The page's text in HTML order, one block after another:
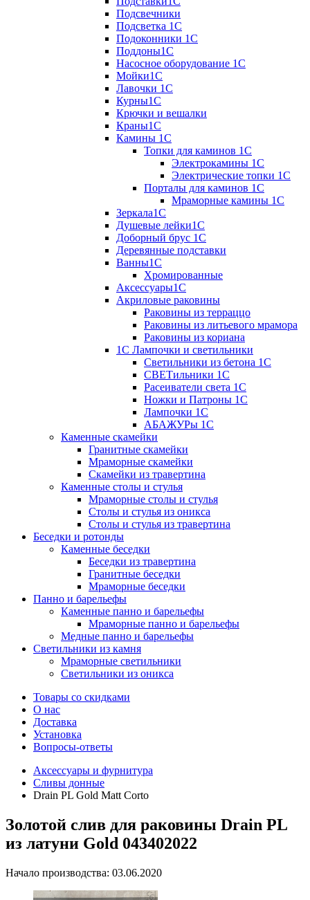
Подсвечники
Подсветка 1С
Подоконники 1С
Поддоны1С
Насосное оборудование 1С
Мойки1С
Лавочки 1С
Курны1С
Крючки и вешалки
Краны1С
Камины 1C
Топки для каминов 1C
Электрокамины 1С
Электрические топки 1C
Порталы для каминов 1С
Мраморные камины 1C
Зеркала1С
Душевые лейки1С
Доборный брус 1С
Деревянные подставки
Ванны1С
Хромированные
Аксессуары1С
Акриловые раковины
Раковины из терраццо
Раковины из литьевого мрамора
Раковины из кориана
1С Лампочки и светильники
Светильники из бетона 1С
СВЕТильники 1С
Расеиватели света 1С
Ножки и Патроны 1С
Лампочки 1С
АБАЖУРы 1С
Каменные скамейки
Гранитные скамейки
Мраморные скамейки
Скамейки из травертина
Каменные столы и стулья
Мраморные столы и стулья
Столы и стулья из оникса
Столы и стулья из травертина
Беседки и ротонды
Каменные беседки
Беседки из травертина
Гранитные беседки
Мраморные беседки
Панно и барельефы
Каменные панно и барельефы
Мраморные панно и барельефы
Медные панно и барельефы
Светильники из камня
Мраморные светильники
Светильники из оникса
Товары со скидками
О нас
Доставка
Установка
Вопросы-ответы
Аксессуары и фурнитура
Сливы донные
Drain PL Gold Matt Corto
Золотой слив для раковины Drain PL
из латуни Gold 043402022
Начало производства: 03.06.2020